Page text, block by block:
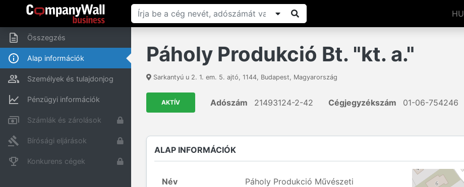
HU
Összegzés
Alap információk
Személyek és tulajdonjog
Pénzügyi információk
Számlák és zárolások
Bírósági eljárások
Konkurens cégek
Páholy Produkció Bt. "kt. a."
Sarkantyú u 2. 1. em. 5. ajtó, 1144, Budapest, Magyarország
AKTÍV Adószám 21493124-2-42 Cégjegyzékszám 01-06-754246
ALAP INFORMÁCIÓK
Név
Páholy Produkció Művészeti